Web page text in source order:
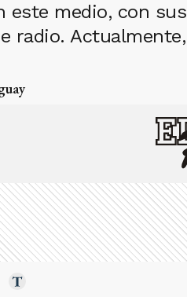
este medio, con
radio.